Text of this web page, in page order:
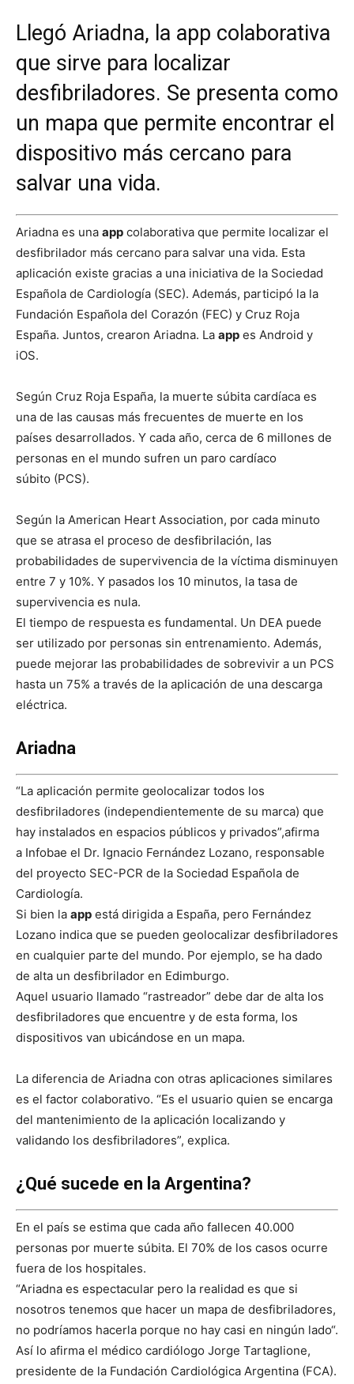
Llegó Ariadna, la app colaborativa
que sirve para localizar
desfibriladores. Se presenta como
un mapa que permite encontrar el
dispositivo más cercano para
salvar una vida.
Ariadna es una app colaborativa que permite localizar el
desfibrilador más cercano para salvar una vida. Esta
aplicación existe gracias a una iniciativa de la Sociedad
Española de Cardiología (SEC). Además, participó la la
Fundación Española del Corazón (FEC) y Cruz Roja
España. Juntos, crearon Ariadna. La app es Android y
iOS.
Según Cruz Roja España, la muerte súbita cardíaca es
una de las causas más frecuentes de muerte en los
países desarrollados. Y cada año, cerca de 6 millones de
personas en el mundo sufren un paro cardíaco
súbito (PCS).
Según la American Heart Association, por cada minuto
que se atrasa el proceso de desfibrilación, las
probabilidades de supervivencia de la víctima disminuyen
entre 7 y 10%. Y pasados los 10 minutos, la tasa de
supervivencia es nula.
El tiempo de respuesta es fundamental. Un DEA puede
ser utilizado por personas sin entrenamiento. Además,
puede mejorar las probabilidades de sobrevivir a un PCS
hasta un 75% a través de la aplicación de una descarga
eléctrica.
Ariadna
“La aplicación permite geolocalizar todos los
desfibriladores (independientemente de su marca) que
hay instalados en espacios públicos y privados”,afirma
a Infobae el Dr. Ignacio Fernández Lozano, responsable
del proyecto SEC-PCR de la Sociedad Española de
Cardiología.
Si bien la app está dirigida a España, pero Fernández
Lozano indica que se pueden geolocalizar desfibriladores
en cualquier parte del mundo. Por ejemplo, se ha dado
de alta un desfibrilador en Edimburgo.
Aquel usuario llamado “rastreador” debe dar de alta los
desfibriladores que encuentre y de esta forma, los
dispositivos van ubicándose en un mapa.
La diferencia de Ariadna con otras aplicaciones similares
es el factor colaborativo. “Es el usuario quien se encarga
del mantenimiento de la aplicación localizando y
validando los desfibriladores”, explica.
¿Qué sucede en la Argentina?
En el país se estima que cada año fallecen 40.000
personas por muerte súbita. El 70% de los casos ocurre
fuera de los hospitales.
“Ariadna es espectacular pero la realidad es que si
nosotros tenemos que hacer un mapa de desfibriladores,
no podríamos hacerla porque no hay casi en ningún lado“.
Así lo afirma el médico cardiólogo Jorge Tartaglione,
presidente de la Fundación Cardiológica Argentina (FCA).